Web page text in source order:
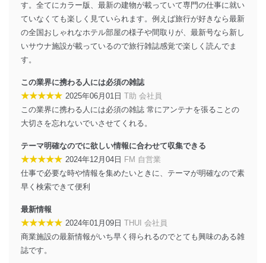
当社は、個人情報の正確性及び安全性を確保するため
に、下記セキュリティ対策をはじめとする安全対策を実
施し、個人情報の漏えい、滅失またはき損の防止及び是
正に努めます。
個人データを取り扱うことのできる機器及び当該
機器を取り扱う従業者を明確化し、 個人データへ
の不要なアクセスを防止しています。
アクセス者の識別と認証
ーザーアカウント制御）により、個人情報データ
ベース等を取り扱う情報システムを使用する従業
者を識別・認証しています。
外部からの不正アクセス等の防止
個人データを取り扱う機器等にセキュリティ対策
ソフトウェア等を導入し、自動更新 機能等の活用
す。全てにカラー版、最新の建物が載っていて専門の仕事に就い
ていなくても楽しく見ていられます。例えば旅行が好きなら最新
の全国おしゃれなホテル部屋の様子や間取りが、最新号なら新し
いサウナ施設が載っているので旅行雑誌感覚で楽しく読んでま
す。
この業界に携わる人には必須の雑誌
★★★★★ 2025年06月01日 T助 会社員
この業界に携わる人には必須の雑誌 常にアンテナを張ることの
大切さを忘れないでいさせてくれる。
テーマ明確なのでに欲しい情報に合わせて収集できる
★★★★★ 2024年12月04日 FM 自営業
仕事で必要な時や情報を集めたいときに、テーマが明確なので素
早く検索できて便利
最新情報
★★★★★ 2024年01月09日 THUI 会社員
商業施設の最新情報がいち早く得られるのでとても興味のある雑
誌です。